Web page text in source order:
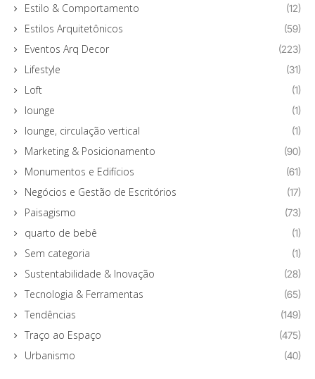
Estilo & Comportamento (12)
Estilos Arquitetônicos (59)
Eventos Arq Decor (223)
Lifestyle (31)
Loft (1)
lounge (1)
lounge, circulação vertical (1)
Marketing & Posicionamento (90)
Monumentos e Edifícios (61)
Negócios e Gestão de Escritórios (17)
Paisagismo (73)
quarto de bebê (1)
Sem categoria (1)
Sustentabilidade & Inovação (28)
Tecnologia & Ferramentas (65)
Tendências (149)
Traço ao Espaço (475)
Urbanismo (40)